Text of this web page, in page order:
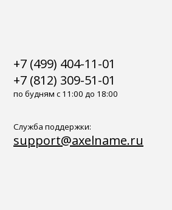
+7 (499) 404-11-01
+7 (812) 309-51-01
по будням с 11:00 до 18:00
Служба поддержки:
support@axelname.ru